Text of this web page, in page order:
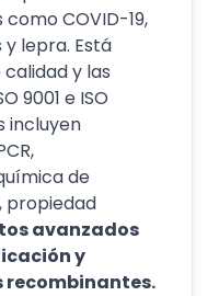
COVID-19,
y lepra. Está
y las
9001 e ISO
incluyen
de
propiedad
avanzados
y
recombinantes.